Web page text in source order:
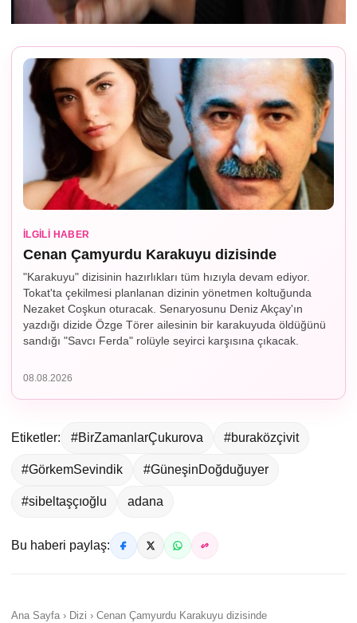
İLGILI HABER
Cenan Çamyurdu Karakuyu dizisinde
"Karakuyu" dizisinin hazırlıkları tüm hızıyla devam ediyor.
Tokat'ta çekilmesi planlanan dizinin yönetmen koltuğunda
Nezaket Coşkun oturacak. Senaryosunu Deniz Akçay'ın
yazdığı dizide Özge Törer ailesinin bir karakuyuda öldüğünü
sandığı "Savcı Ferda" rolüyle seyirci karşısına çıkacak.
08.08.2026
Etiketler: #BirZamanlarÇukurova #buraközçivit
#GörkemSevindik #GüneşinDoğduğuyer
#sibeltaşçıoğlu adana
Bu haberi paylaş:
Ana Sayfa › Dizi › Cenan Çamyurdu Karakuyu dizisinde